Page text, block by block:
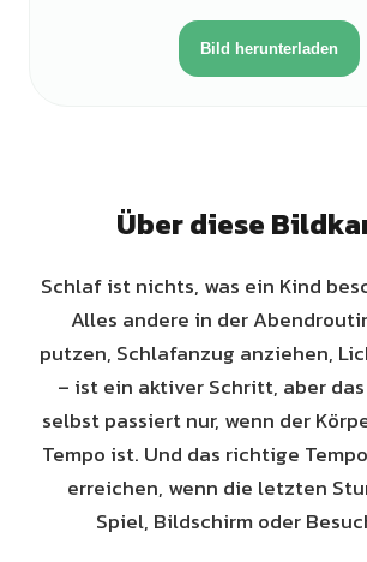
Bild herunterladen
Über diese
Schlaf ist nichts, was ein Kind
Alles andere in der
putzen, Schlafanzug anziehen,
– ist ein aktiver Schritt, aber
selbst passiert nur, wenn der
Tempo ist. Und das richtige
erreichen, wenn die letzten
Spiel, Bildschirm oder